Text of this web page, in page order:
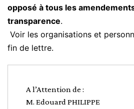
opposé à tous les
transparence.
Voir les organisations et
fin de lettre.
A l’Attention de :
M. Edouard PHILIPPE